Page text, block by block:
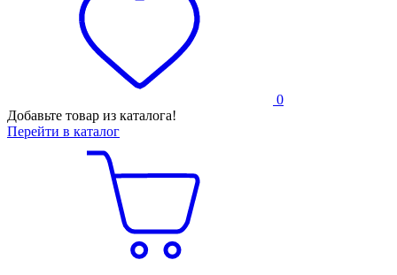
0
Добавьте товар из каталога!
Перейти в каталог